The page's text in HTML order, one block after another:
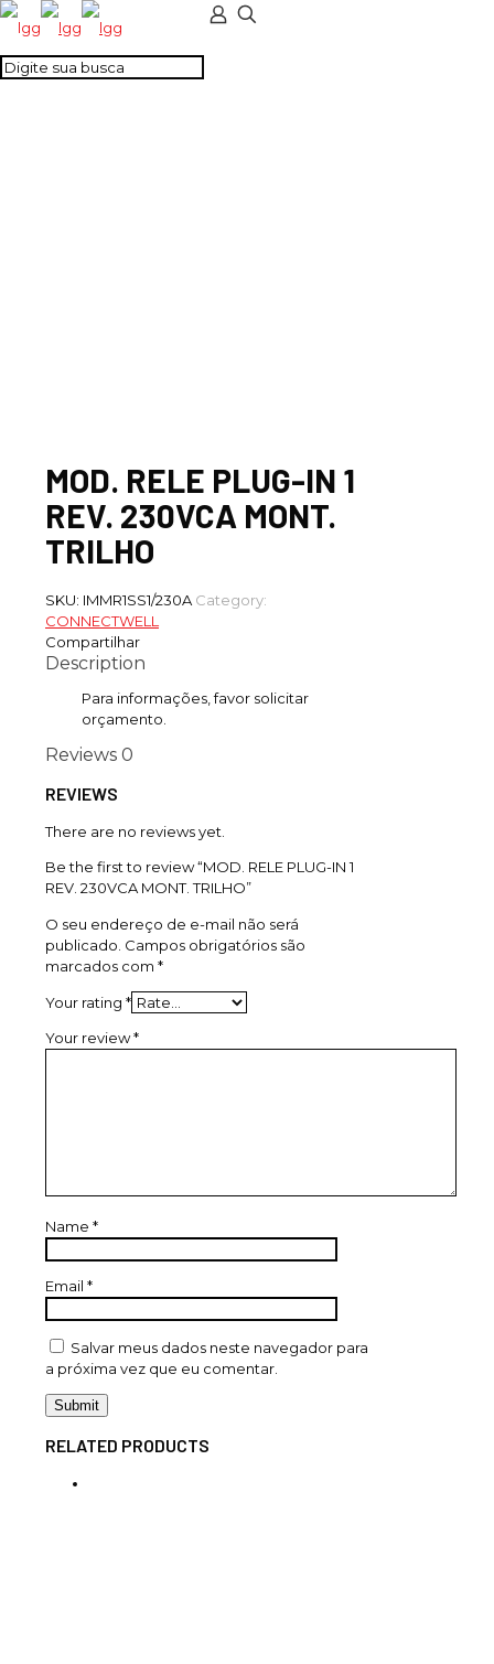
MOD. RELE PLUG-IN 1
REV. 230VCA MONT.
TRILHO
SKU: IMMR1SS1/230A Category:
CONNECTWELL
Compartilhar
Description
Para informações, favor solicitar
orçamento.
Reviews 0
REVIEWS
There are no reviews yet.
Be the first to review “MOD. RELE PLUG-IN 1
REV. 230VCA MONT. TRILHO”
O seu endereço de e-mail não será
publicado. Campos obrigatórios são
marcados com *
Your rating *
Your review*
Name *
Email *
Salvar meus dados neste navegador para
a próxima vez que eu comentar.
RELATED PRODUCTS